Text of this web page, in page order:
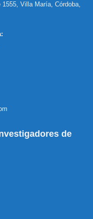
Villa María, Córdoba,
de